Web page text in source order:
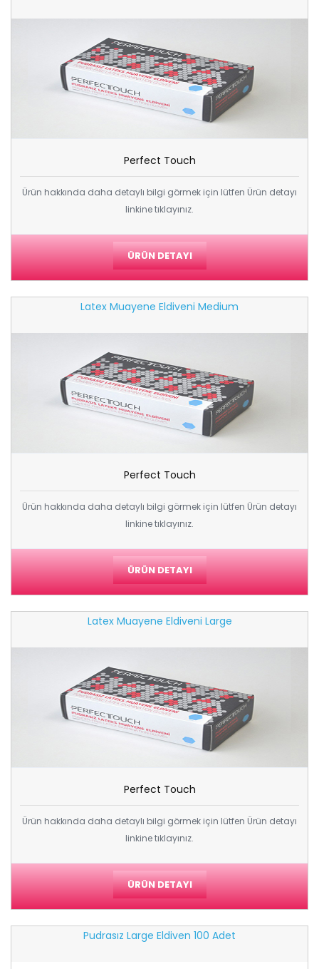
Perfect Touch
Ürün hakkında daha detaylı bilgi görmek için lütfen Ürün detayı
linkine tıklayınız.
ÜRÜN DETAYI
Latex Muayene Eldiveni Medium
Perfect Touch
Ürün hakkında daha detaylı bilgi görmek için lütfen Ürün detayı
linkine tıklayınız.
ÜRÜN DETAYI
Latex Muayene Eldiveni Large
Perfect Touch
Ürün hakkında daha detaylı bilgi görmek için lütfen Ürün detayı
linkine tıklayınız.
ÜRÜN DETAYI
Pudrasız Large Eldiven 100 Adet